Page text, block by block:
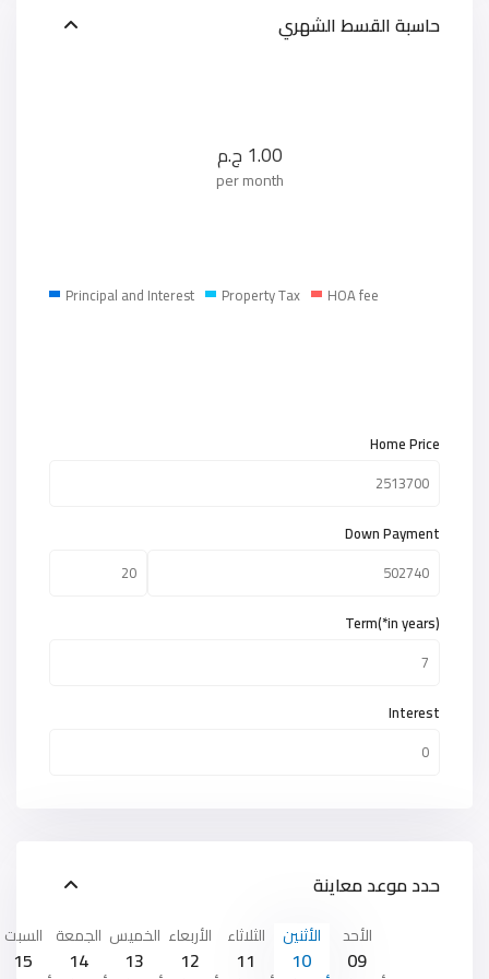
حاسبة القسط الشهري
1.00 ج.م
per month
Principal and Interest Property Tax HOA fee
Home Price
Down Payment
Term(*in years)
Interest
حدد موعد معاينة
الأحد
09
الأثنين
10
الثلاثاء
11
الأربعاء
12
الخميس
13
الجمعة
14
السبت
15